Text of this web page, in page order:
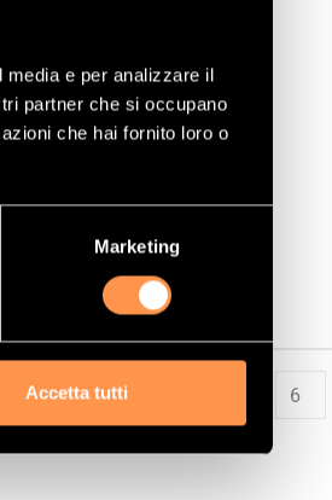
e per analizzare il
partner che si occupano
che hai fornito loro o
Marketing
Accetta tutti